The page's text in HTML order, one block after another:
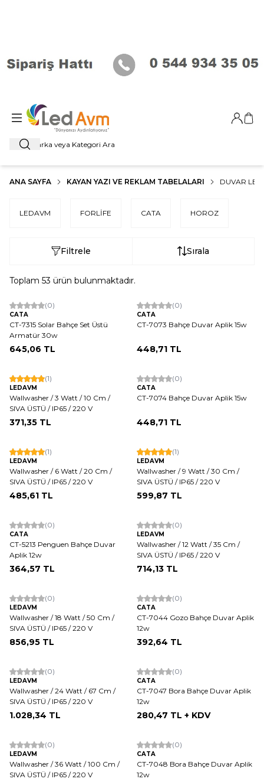
Ara
Giriş
ANA SAYFA KAYAN YAZI VE REKLAM TABELALARI DUVAR
LEDAVM FORLİFE CATA HOROZ
Filtrele Sırala
Toplam 53 ürün bulunmaktadır.
(0)
CATA
CT-7315 Solar Bahçe Set Üstü
Armatür 30w
645,06 TL
(0)
CATA
CT-7073 Bahçe Duvar Aplik 15w
448,71 TL
(1)
LEDAVM
Wallwasher / 3 Watt / 10 Cm /
SIVA ÜSTÜ / IP65 / 220 V
371,35 TL
(0)
CATA
CT-7074 Bahçe Duvar Aplik 15w
448,71 TL
(1)
LEDAVM
Wallwasher / 6 Watt / 20 Cm /
SIVA ÜSTÜ / IP65 / 220 V
485,61 TL
(1)
LEDAVM
Wallwasher / 9 Watt / 30 Cm /
SIVA ÜSTÜ / IP65 / 220 V
599,87 TL
(0)
CATA
CT-5213 Penguen Bahçe Duvar
Aplik 12w
364,57 TL
(0)
LEDAVM
Wallwasher / 12 Watt / 35 Cm /
SIVA ÜSTÜ / IP65 / 220 V
714,13 TL
(0)
LEDAVM
Wallwasher / 18 Watt / 50 Cm /
SIVA ÜSTÜ / IP65 / 220 V
856,95 TL
(0)
CATA
CT-7044 Gozo Bahçe Duvar Aplik
12w
392,64 TL
(0)
LEDAVM
Wallwasher / 24 Watt / 67 Cm /
SIVA ÜSTÜ / IP65 / 220 V
1.028,34 TL
(0)
CATA
CT-7047 Bora Bahçe Duvar Aplik
12w
280,47 TL + KDV
(0)
LEDAVM
Wallwasher / 36 Watt / 100 Cm /
SIVA ÜSTÜ / IP65 / 220 V
(0)
CATA
CT-7048 Bora Bahçe Duvar Aplik
12w